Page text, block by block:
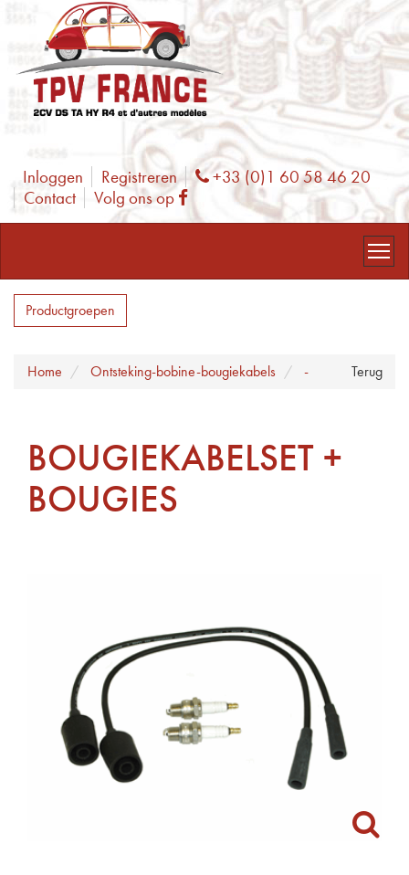
Inloggen Registreren Phone
+33 (0)1 60 58 46 20
Contact
Volg ons op Facebook
Productgroepen
Terug
Home Ontsteking-bobine-bougiekabels -
BOUGIEKABELSET +
BOUGIES